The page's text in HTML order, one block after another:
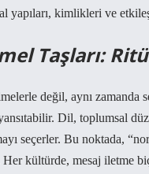
yapıları, kimlikleri ve
Taşları:
değil, aynı zamanda
Dil, toplumsal
seçerler. Bu noktada,
kültürde, mesaj iletme